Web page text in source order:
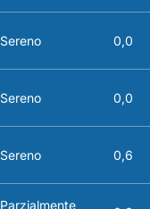
Sereno 0,0
Sereno 0,0
Sereno 0,6
Parzialmente